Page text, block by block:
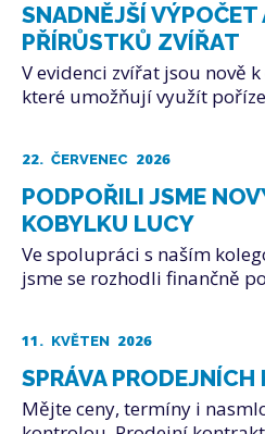
SNADNĚJŠÍ VÝPOČET
PŘÍRŮSTKŮ ZVÍŘAT
V evidenci zvířat jsou nově
které umožňují využít
22. ČERVENEC 2026
PODPOŘILI JSME
KOBYLKU LUCY
Ve spolupráci s naším
jsme se rozhodli finančně
11. KVĚTEN 2026
SPRÁVA
Mějte ceny, termíny i